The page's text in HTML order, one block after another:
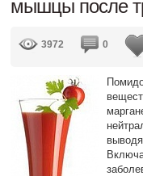
мышцы после
3972 0